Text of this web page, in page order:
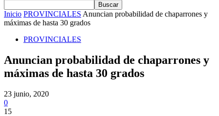
Inicio PROVINCIALES Anuncian probabilidad de chaparrones y
máximas de hasta 30 grados
PROVINCIALES
Anuncian probabilidad de chaparrones y
máximas de hasta 30 grados
23 junio, 2020
0
15